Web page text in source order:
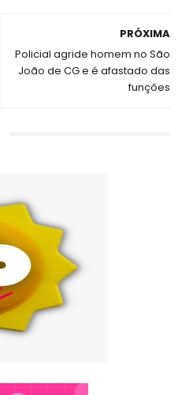
PRÓXIMA
Policial agride homem no São
João de CG e é afastado das
funções